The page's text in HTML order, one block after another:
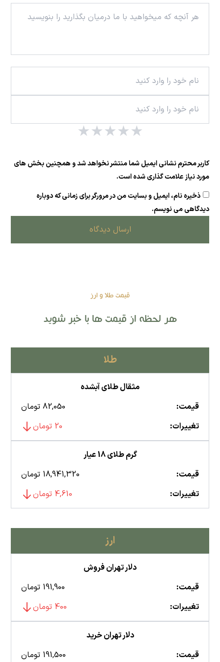
★
★
★
★
★
کاربر محترم نشانی ایمیل شما منتشر نخواهد شد و همچنین بخش های
مورد نیاز علامت گذاری شده است.
ذخیره نام، ایمیل و بسایت من در مرورگر برای زمانی که دوباره
دیدگاهی می نویسم.
ارسال دیدگاه
قیمت طلا و ارز
هر لحظه از قیمت ها با خبر شوید
طلا
مثقال طلای آبشده
قیمت:
82,050 تومان
تغییرات:
20 تومان
گرم طلای 18 عیار
قیمت:
18,941,320 تومان
تغییرات:
4,610 تومان
ارز
دلار تهران فروش
قیمت:
191,900 تومان
تغییرات:
400 تومان
دلار تهران خرید
قیمت:
191,500 تومان